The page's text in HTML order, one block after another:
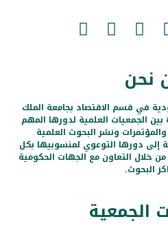
نحن
في قسم الاقتصاد بجامعة الملك
الجمعيات العلمية لدورها المهم
ونشر البحوث العلمية
إلى دورها التوعوي لمنسوبيها بكل
خلال التعاون مع الجهات الحكومية
البحوث.
الجمعية